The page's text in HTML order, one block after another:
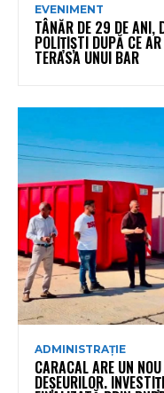
EVENIMENT
TÂNĂR DE 29 DE ANI,
POLIȚIȘTI DUPĂ CE
TERASA UNUI BAR
ADMINISTRAȚIE
CARACAL ARE UN
DEȘEURILOR.